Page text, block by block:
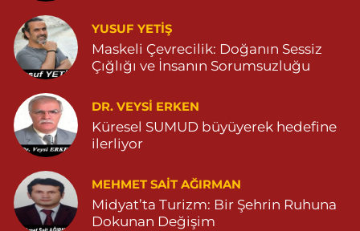
0 (482) 541 33 33
İpek Eczanesi
POYRAZ MAHALLESİ CAMİİ SOKAK NO:28B Başaran market
karşısı 04825111747
0 (482) 511 17 47
Çınarbaş Eczanesi
BAHÇEBAŞI MAHALLESİ HANSEHATUN CADDE NO:120 C
04825911015
0 (482) 591 10 15 Yol Tarifi Al
YUSUF YETİŞ
Maskeli Çevrecilik: Doğanın Sessiz
Çığlığı ve İnsanın Sorumsuzluğu
DR. VEYSI ERKEN
Küresel SUMUD büyüyerek hedefine
ilerliyor
MEHMET SAIT AĞIRMAN
Midyat’ta Turizm: Bir Şehrin Ruhuna
Dokunan Değişim